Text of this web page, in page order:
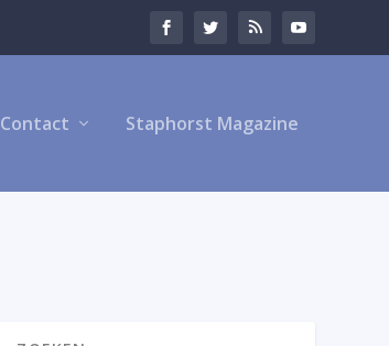
Contact Staphorst Magazine